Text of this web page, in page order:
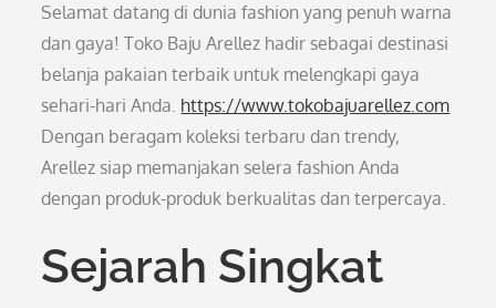
Selamat datang di dunia fashion yang penuh warna
dan gaya! Toko Baju Arellez hadir sebagai destinasi
belanja pakaian terbaik untuk melengkapi gaya
sehari-hari Anda. https://www.tokobajuarellez.com
Dengan beragam koleksi terbaru dan trendy,
Arellez siap memanjakan selera fashion Anda
dengan produk-produk berkualitas dan terpercaya.
Sejarah Singkat